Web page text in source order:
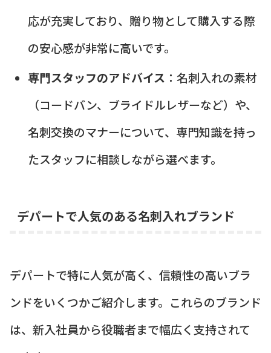
応が充実しており、贈り物として購入する際
の安心感が非常に高いです。
専門スタッフのアドバイス ：名刺入れの素材
（コードバン、ブライドルレザーなど）や、
名刺交換のマナーについて、専門知識を持っ
たスタッフに相談しながら選べます。
デパートで人気のある名刺入れブランド
デパートで特に人気が高く、信頼性の高いブラ
ンドをいくつかご紹介します。これらのブランド
は、新入社員から役職者まで幅広く支持されて